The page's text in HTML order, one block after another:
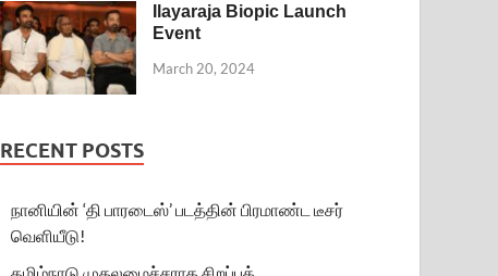
Ilayaraja Biopic Launch
Event
March 20, 2024
RECENT POSTS
நானியின் ‘தி பாரடைஸ்’ படத்தின் பிரமாண்ட டீசர்
வெளியீடு!